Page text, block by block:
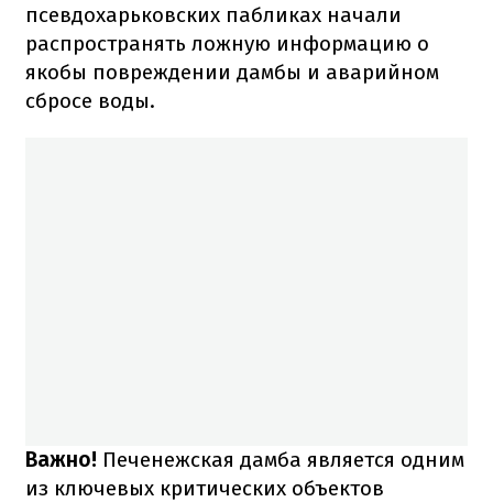
псевдохарьковских пабликах начали
распространять ложную информацию о
якобы повреждении дамбы и аварийном
сбросе воды.
Важно! Печенежская дамба является одним
из ключевых критических объектов